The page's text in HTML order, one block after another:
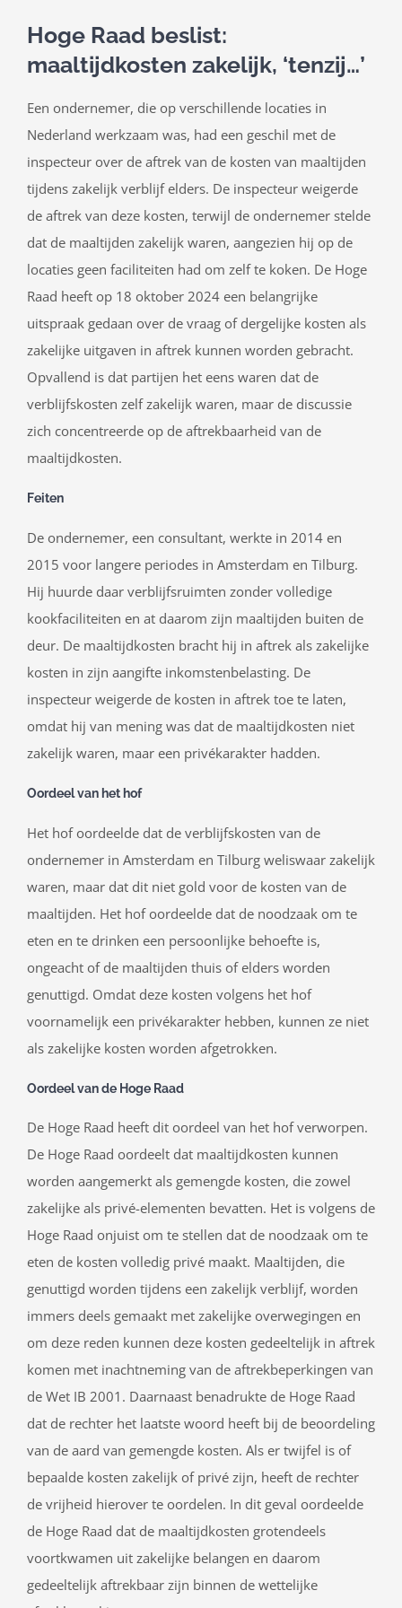
Hoge Raad beslist:
maaltijdkosten zakelijk, ‘tenzij…’
Een ondernemer, die op verschillende locaties in
Nederland werkzaam was, had een geschil met de
inspecteur over de aftrek van de kosten van maaltijden
tijdens zakelijk verblijf elders. De inspecteur weigerde
de aftrek van deze kosten, terwijl de ondernemer stelde
dat de maaltijden zakelijk waren, aangezien hij op de
locaties geen faciliteiten had om zelf te koken. De Hoge
Raad heeft op 18 oktober 2024 een belangrijke
uitspraak gedaan over de vraag of dergelijke kosten als
zakelijke uitgaven in aftrek kunnen worden gebracht.
Opvallend is dat partijen het eens waren dat de
verblijfskosten zelf zakelijk waren, maar de discussie
zich concentreerde op de aftrekbaarheid van de
maaltijdkosten.
Feiten
De ondernemer, een consultant, werkte in 2014 en
2015 voor langere periodes in Amsterdam en Tilburg.
Hij huurde daar verblijfsruimten zonder volledige
kookfaciliteiten en at daarom zijn maaltijden buiten de
deur. De maaltijdkosten bracht hij in aftrek als zakelijke
kosten in zijn aangifte inkomstenbelasting. De
inspecteur weigerde de kosten in aftrek toe te laten,
omdat hij van mening was dat de maaltijdkosten niet
zakelijk waren, maar een privékarakter hadden.
Oordeel van het hof
Het hof oordeelde dat de verblijfskosten van de
ondernemer in Amsterdam en Tilburg weliswaar zakelijk
waren, maar dat dit niet gold voor de kosten van de
maaltijden. Het hof oordeelde dat de noodzaak om te
eten en te drinken een persoonlijke behoefte is,
ongeacht of de maaltijden thuis of elders worden
genuttigd. Omdat deze kosten volgens het hof
voornamelijk een privékarakter hebben, kunnen ze niet
als zakelijke kosten worden afgetrokken.
Oordeel van de Hoge Raad
De Hoge Raad heeft dit oordeel van het hof verworpen.
De Hoge Raad oordeelt dat maaltijdkosten kunnen
worden aangemerkt als gemengde kosten, die zowel
zakelijke als privé-elementen bevatten. Het is volgens de
Hoge Raad onjuist om te stellen dat de noodzaak om te
eten de kosten volledig privé maakt. Maaltijden, die
genuttigd worden tijdens een zakelijk verblijf, worden
immers deels gemaakt met zakelijke overwegingen en
om deze reden kunnen deze kosten gedeeltelijk in aftrek
komen met inachtneming van de aftrekbeperkingen van
de Wet IB 2001. Daarnaast benadrukte de Hoge Raad
dat de rechter het laatste woord heeft bij de beoordeling
van de aard van gemengde kosten. Als er twijfel is of
bepaalde kosten zakelijk of privé zijn, heeft de rechter
de vrijheid hierover te oordelen. In dit geval oordeelde
de Hoge Raad dat de maaltijdkosten grotendeels
voortkwamen uit zakelijke belangen en daarom
gedeeltelijk aftrekbaar zijn binnen de wettelijke